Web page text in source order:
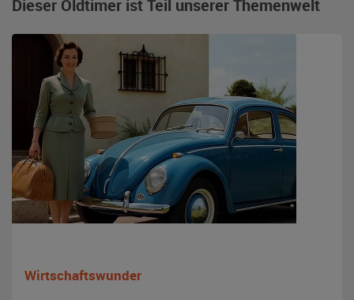
Dieser Oldtimer ist Teil unserer Themenwelt
Wirtschaftswunder